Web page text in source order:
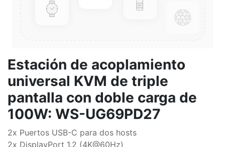
Estación de acoplamiento
universal KVM de triple
pantalla con doble carga de
100W: WS-UG69PD27
2x Puertos USB-C para dos hosts
2x DisplayPort 1.2 (4K@60Hz)